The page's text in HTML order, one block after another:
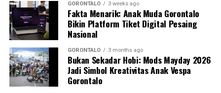
GORONTALO 3 weeks ago
Fakta Menarik: Anak Muda Gorontalo
Bikin Platform Tiket Digital Pesaing
Nasional
GORONTALO 3 months ago
Bukan Sekadar Hobi: Mods Mayday 2026
Jadi Simbol Kreativitas Anak Vespa
Gorontalo